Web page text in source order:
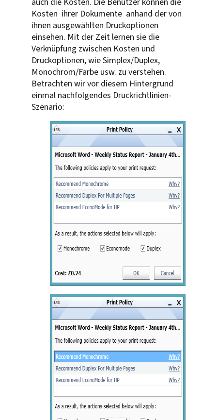
Kosten ihrer Dokumente anhand der von
ihnen ausgewählten Druckoptionen
einsehen. Mit der Zeit lernen sie die
Verknüpfung zwischen Kosten und
Druckoptionen, wie Simplex/Duplex,
Monochrom/Farbe usw. zu verstehen.
Betrachten wir vor diesem Hintergrund
einmal nachfolgendes Druckrichtlinien-
Szenario: